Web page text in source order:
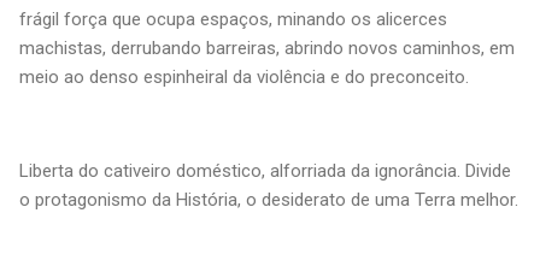
frágil força que ocupa espaços, minando os alicerces
machistas, derrubando barreiras, abrindo novos caminhos, em
meio ao denso espinheiral da violência e do preconceito.
Liberta do cativeiro doméstico, alforriada da ignorância. Divide
o protagonismo da História, o desiderato de uma Terra melhor.